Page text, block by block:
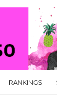
RANKINGS